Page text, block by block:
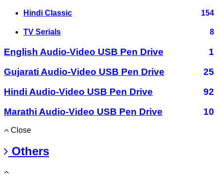
Hindi Classic 154
TV Serials 8
English Audio-Video USB Pen Drive
1
Gujarati Audio-Video USB Pen Drive
25
Hindi Audio-Video USB Pen Drive
92
Marathi Audio-Video USB Pen Drive
10
Close
Others